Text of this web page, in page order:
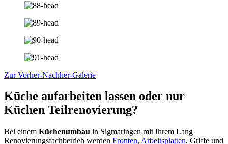
Zur Vorher-Nachher-Galerie
Küche aufarbeiten lassen oder nur
Küchen Teilrenovierung?
Bei einem Küchenumbau in Sigmaringen mit Ihrem Lang
Renovierungsfachbetrieb werden Fronten, Arbeitsplatten, Griffe und